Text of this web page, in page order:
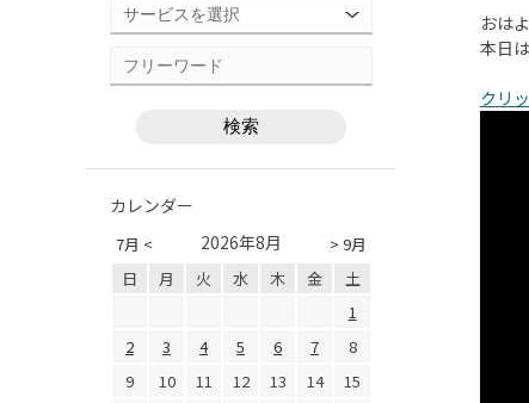
おは
本日
クリ
カレンダー
7月 < > 9月
2026年8月
日 月 火 水 木 金
土
1
2
3 4 5 6 7
8
9
10 11 12 13 14
15